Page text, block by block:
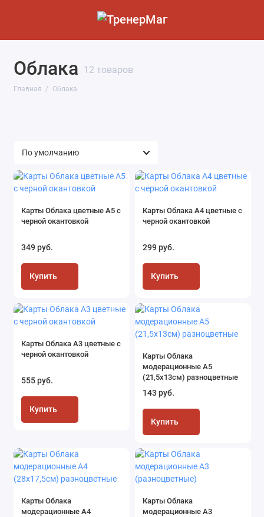
Облака 12 товаров
Главная Облака
Карты Облака цветные А5 с
черной окантовкой
349 руб.
Купить
Карты Облака А4 цветные с
черной окантовкой
299 руб.
Купить
Карты Облака А3 цветные с
черной окантовкой
555 руб.
Купить
Карты Облака
модерационные А5
(21,5х13см) разноцветные
143 руб.
Купить
Карты Облака
модерационные А4
Карты Облака
модерационные А3